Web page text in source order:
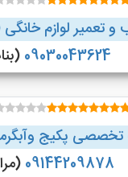
تعمیر لوازم خانگی
09030043624
تخصصی پکیج
09144209878